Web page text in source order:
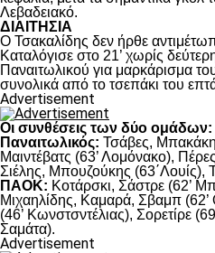
Λεβαδειακό.
ΔΙΑΙΤΗΣΙΑ
Ο Τσακαλίδης δεν ήρθε
Καταλόγισε στο 21’ χωρίς
Παναιτωλικού για μαρκάρισμα
συνολικά από το τσεπάκι του επτά
Advertisement
Οι συνθέσεις των δύο ομάδων:
Παναιτωλικός: Τσάβες,
Μαιντέβατς (63’ Λομόνακο),
Σιέλης, Μπουζούκης (63΄Λουίς),
ΠΑΟΚ: Κοτάρσκι, Σάστρε (62’
Μιχαηλίδης, Καμαρά, Σβαμπ (62’
(46’ Κωνστσντέλιας), Σορετίρε
Σαμάτα).
Advertisement